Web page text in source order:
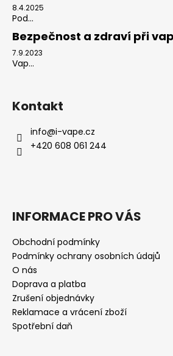
8.4.2025
Pod...
Bezpečnost a zdraví při
7.9.2023
Vap...
Kontakt
info@i-vape.cz
+420 608 061 244
INFORMACE PRO VÁS
Obchodní podmínky
Podmínky ochrany osobních údajů
O nás
Doprava a platba
Zrušení objednávky
Reklamace a vrácení zboží
Spotřební daň